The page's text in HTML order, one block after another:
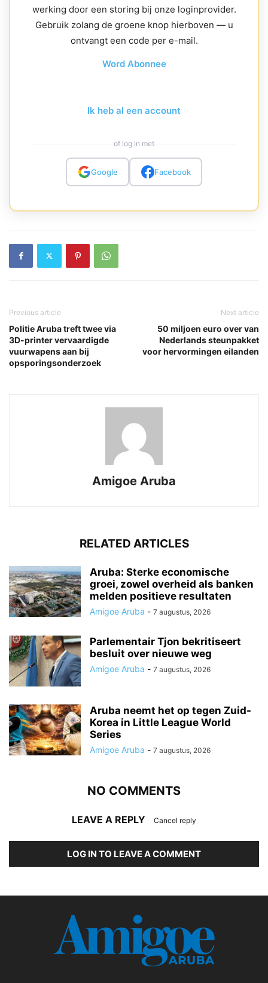
werking door een storing bij onze loginprovider.
Gebruik zolang de groene knop hierboven — u
ontvangt een code per e-mail.
Word Abonnee
Ik heb al een account
of log in met
Google Facebook
Previous article
Politie Aruba treft twee via
3D-printer vervaardigde
vuurwapens aan bij
opsporingsonderzoek
Next article
50 miljoen euro over van
Nederlands steunpakket
voor hervormingen eilanden
Amigoe Aruba
RELATED ARTICLES
Aruba: Sterke economische
groei, zowel overheid als banken
melden positieve resultaten
Amigoe Aruba - 7 augustus, 2026
Parlementair Tjon bekritiseert
besluit over nieuwe weg
Amigoe Aruba - 7 augustus, 2026
Aruba neemt het op tegen Zuid-
Korea in Little League World
Series
Amigoe Aruba - 7 augustus, 2026
NO COMMENTS
LEAVE A REPLY Cancel reply
LOG IN TO LEAVE A COMMENT